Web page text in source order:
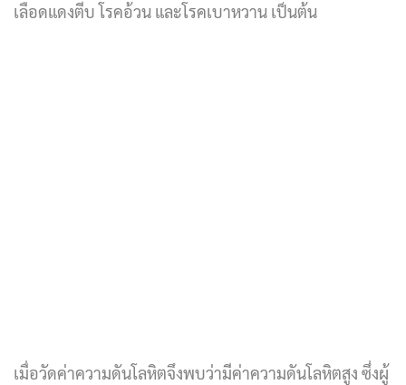
เลือดแดงตีบ โรคอ้วน และโรคเบาหวาน เป็นต้น
เมื่อวัดค่าความดันโลหิตจึงพบว่ามีค่าความดันโลหิตสูง ซึ่งผู้